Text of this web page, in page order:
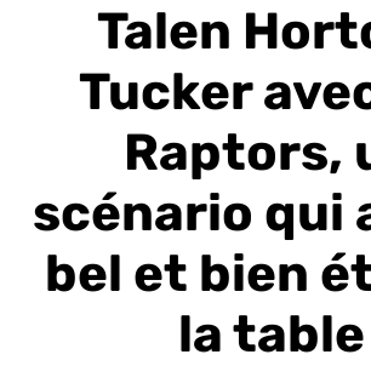
Talen
Tucker
Raptors,
scénario qui
bel et bien
la table